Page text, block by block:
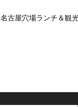
名古屋穴場ランチ＆観